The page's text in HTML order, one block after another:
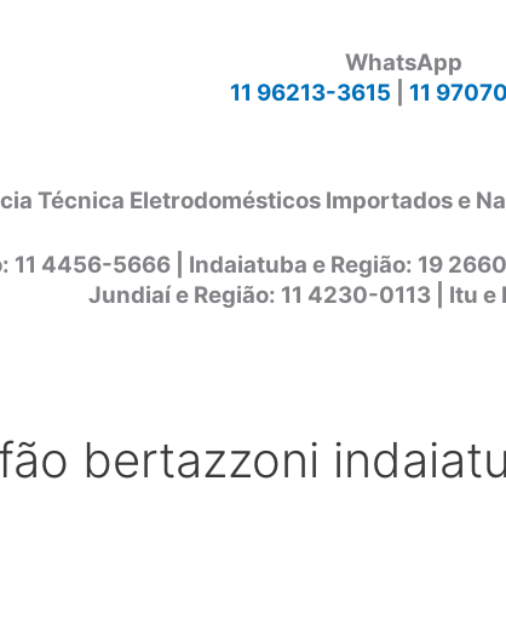
WhatsApp
11 96213-3615
11
Técnica Eletrodomésticos Importados e
11 4456-5666 | Indaiatuba e Região: 19
Jundiaí e Região: 11 4230-0113 | Itu e
bertazzoni